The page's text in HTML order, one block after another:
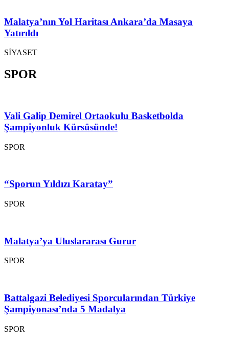
Malatya’nın Yol Haritası Ankara’da Masaya
Yatırıldı
SİYASET
SPOR
Vali Galip Demirel Ortaokulu Basketbolda
Şampiyonluk Kürsüsünde!
SPOR
“Sporun Yıldızı Karatay”
SPOR
Malatya’ya Uluslararası Gurur
SPOR
Battalgazi Belediyesi Sporcularından Türkiye
Şampiyonası’nda 5 Madalya
SPOR